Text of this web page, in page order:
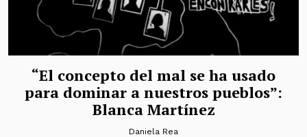
“El concepto del mal se ha usado
para dominar a nuestros pueblos”:
Blanca Martínez
Daniela Rea